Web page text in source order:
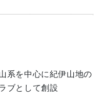
系を中心に紀伊山地の
ブとして創設